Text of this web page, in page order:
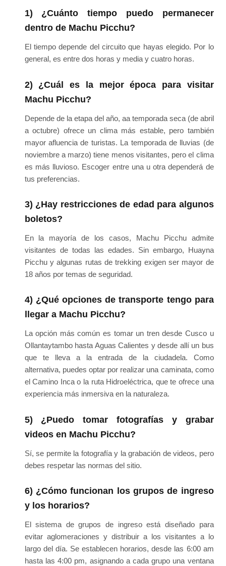
1) ¿Cuánto tiempo puedo permanecer
dentro de Machu Picchu?
El tiempo depende del circuito que hayas elegido. Por lo
general, es entre dos horas y media y cuatro horas.
2) ¿Cuál es la mejor época para visitar
Machu Picchu?
Depende de la etapa del año, aa temporada seca (de abril
a octubre) ofrece un clima más estable, pero también
mayor afluencia de turistas. La temporada de lluvias (de
noviembre a marzo) tiene menos visitantes, pero el clima
es más lluvioso. Escoger entre una u otra dependerá de
tus preferencias.
3) ¿Hay restricciones de edad para algunos
boletos?
En la mayoría de los casos, Machu Picchu admite
visitantes de todas las edades. Sin embargo, Huayna
Picchu y algunas rutas de trekking exigen ser mayor de
18 años por temas de seguridad.
4) ¿Qué opciones de transporte tengo para
llegar a Machu Picchu?
La opción más común es tomar un tren desde Cusco u
Ollantaytambo hasta Aguas Calientes y desde allí un bus
que te lleva a la entrada de la ciudadela. Como
alternativa, puedes optar por realizar una caminata, como
el Camino Inca o la ruta Hidroeléctrica, que te ofrece una
experiencia más inmersiva en la naturaleza.
5) ¿Puedo tomar fotografías y grabar
videos en Machu Picchu?
Sí, se permite la fotografía y la grabación de videos, pero
debes respetar las normas del sitio.
6) ¿Cómo funcionan los grupos de ingreso
y los horarios?
El sistema de grupos de ingreso está diseñado para
evitar aglomeraciones y distribuir a los visitantes a lo
largo del día. Se establecen horarios, desde las 6:00 am
hasta las 4:00 pm, asignando a cada grupo una ventana